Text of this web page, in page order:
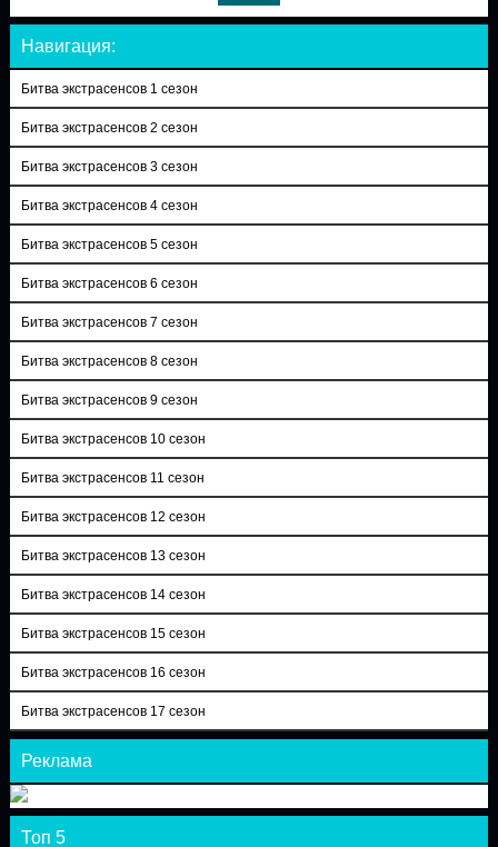
Навигация:
Битва экстрасенсов 1 сезон
Битва экстрасенсов 2 сезон
Битва экстрасенсов 3 сезон
Битва экстрасенсов 4 сезон
Битва экстрасенсов 5 сезон
Битва экстрасенсов 6 сезон
Битва экстрасенсов 7 сезон
Битва экстрасенсов 8 сезон
Битва экстрасенсов 9 сезон
Битва экстрасенсов 10 сезон
Битва экстрасенсов 11 сезон
Битва экстрасенсов 12 сезон
Битва экстрасенсов 13 сезон
Битва экстрасенсов 14 сезон
Битва экстрасенсов 15 сезон
Битва экстрасенсов 16 сезон
Битва экстрасенсов 17 сезон
Реклама
Топ 5